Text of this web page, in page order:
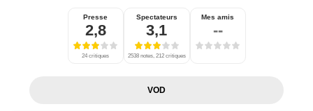
Presse
2,8
24 critiques
Spectateurs
3,1
2538 notes, 212 critiques
Mes amis
--
VOD